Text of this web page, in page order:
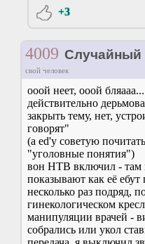
+3
4009 Случайный
свой человек
ооой неет, ооой
действительно
закрыть тему, нет,
говорят"
(а ed'у советую
"уголовные понятия")
вон НТВ включил - там
показывают как её
несколько раз подряд,
гинекологическом
манипуляции врачей -
собрались или укол